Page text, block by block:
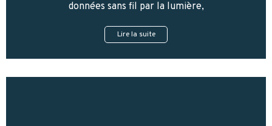
données sans fil par la lumière,
Lire la suite